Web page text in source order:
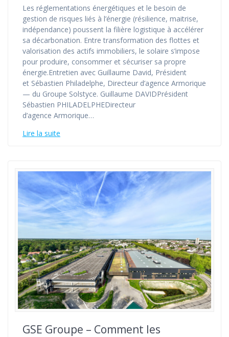
Les réglementations énergétiques et le besoin de
gestion de risques liés à l’énergie (résilience, maitrise,
indépendance) poussent la filière logistique à accélérer
sa décarbonation. Entre transformation des flottes et
valorisation des actifs immobiliers, le solaire s’impose
pour produire, consommer et sécuriser sa propre
énergie.Entretien avec Guillaume David, Président
et Sébastien Philadelphe, Directeur d’agence Armorique
— du Groupe Solstyce. Guillaume DAVIDPrésident
Sébastien PHILADELPHEDirecteur
d’agence Armorique…
Lire la suite
GSE Groupe – Comment les